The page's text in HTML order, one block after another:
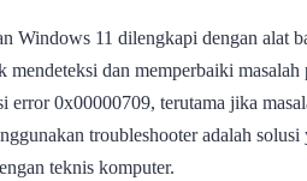
Windows 11 dilengkapi dengan alat
mendeteksi dan memperbaiki
error 0x00000709, terutama jika
troubleshooter adalah
teknis komputer.